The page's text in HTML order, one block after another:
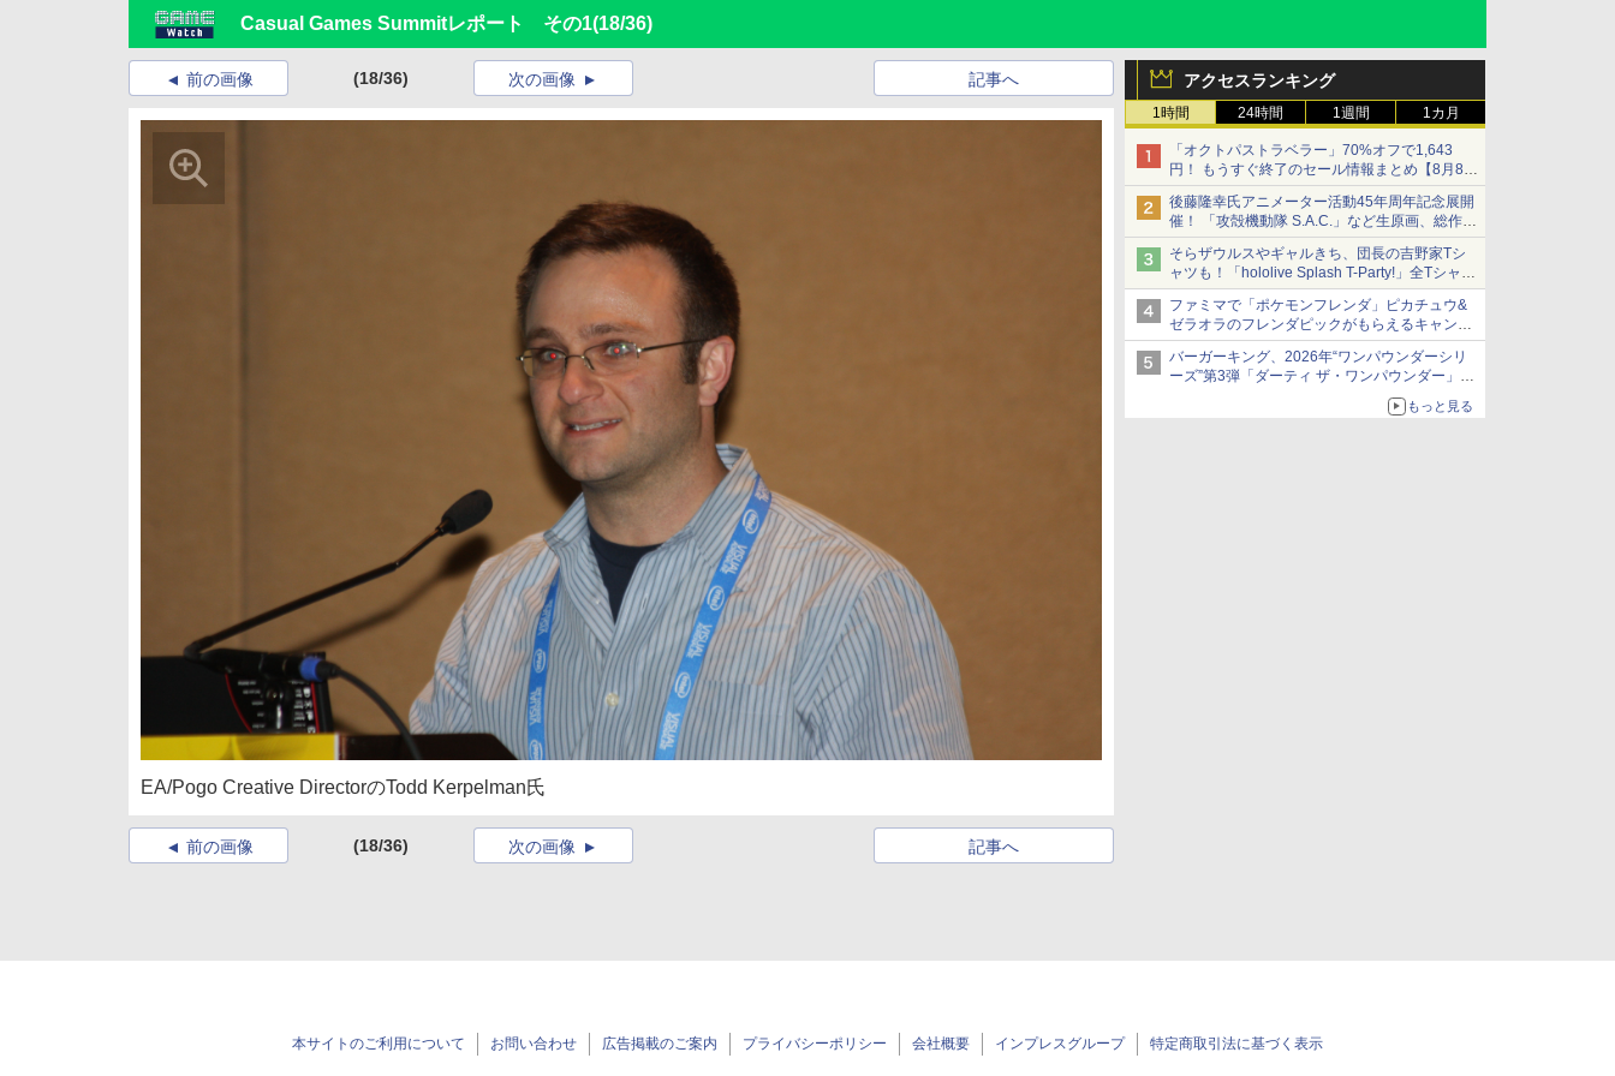
Casual Games Summitレポート その1(18/36)
アクセスランキング
1時間 24時間 1週間 1カ月
「オクトパストラベラー」70%オフで1,643
円！ もうすぐ終了のセール情報まとめ【8月8日
更新】
ニンテンドーeショップでは「大神 絶景版」が
67%オフで990円
後藤隆幸氏アニメーター活動45年周年記念展開
催！ 「攻殻機動隊 S.A.C.」など生原画、総作画
監督修正が展示
そらザウルスやギャルきち、団長の吉野家Tシ
ャツも！「hololive Splash T-Party!」全Tシャツ
ラインナップ公開＆オンライン販売開始
ファミマで「ポケモンフレンダ」ピカチュウ&
ゼラオラのフレンダピックがもらえるキャンペ
ーン開催！
バーガーキング、2026年“ワンパウンダーシリ
ーズ”第3弾「ダーティ ザ・ワンパウンダー」を
「特製ガーリックマヨソース」を使用した超大
もっと見る
前の画像 (18/36) 記事へ
次の画像
EA/Pogo Creative DirectorのTodd Kerpelman氏
前の画像 (18/36) 記事へ
次の画像
本サイトのご利用について お問い合わせ 広告掲載のご案内 プライバシーポリシー 会社概要 インプレスグループ 特定商取引法に基づく表示